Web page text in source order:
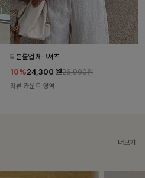
티븐롤업 체크셔츠
10%24,300 원26,900원
리뷰 카운트 영역
더보기